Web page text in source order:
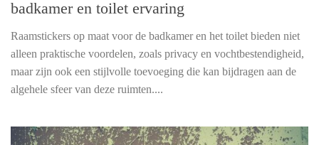
badkamer en toilet ervaring
Raamstickers op maat voor de badkamer en het toilet bieden niet
alleen praktische voordelen, zoals privacy en vochtbestendigheid,
maar zijn ook een stijlvolle toevoeging die kan bijdragen aan de
algehele sfeer van deze ruimten....